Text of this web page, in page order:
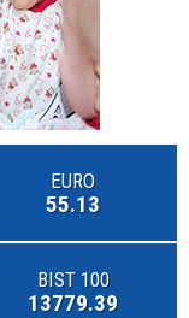
EURO
55.13
BIST 100
13779.39